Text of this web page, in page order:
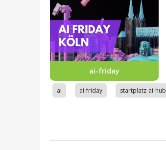
ai-friday
ai ai-friday startplatz-ai-hub